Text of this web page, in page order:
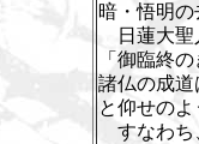
暗・悟明の
日蓮大聖
「御臨終
諸仏の成道
と仰せの
すなわち